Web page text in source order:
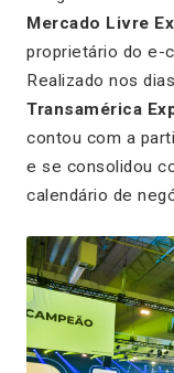
Mercado Livre
proprietário do e-
Realizado nos
Transamérica
contou com a
e se consolidou
calendário de